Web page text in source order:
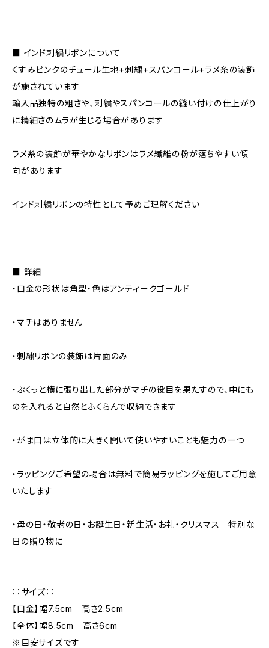
■ インド刺繍リボンについて
くすみピンクのチュール生地+刺繍+スパンコール+ラメ糸の装飾
が施されています
輸入品独特の粗さや、刺繍やスパンコールの縫い付けの仕上がり
に精細さのムラが生じる場合があります
ラメ糸の装飾が華やかなリボンはラメ繊維の粉が落ちやすい傾
向があります
インド刺繍リボンの特性として予めご理解ください
■ 詳細
・口金の形状は角型・色はアンティークゴールド
・マチはありません
・刺繍リボンの装飾は片面のみ
・ぷくっと横に張り出した部分がマチの役目を果たすので、中にも
のを入れると自然とふくらんで収納できます
・がま口は立体的に大きく開いて使いやすいことも魅力の一つ
・ラッピングご希望の場合は無料で簡易ラッピングを施してご用意
いたします
・母の日・敬老の日・お誕生日・新生活・お礼・クリスマス 特別な
日の贈り物に
：：サイズ：：
【口金】幅7.5cm 高さ2.5cm
【全体】幅8.5cm 高さ6cm
※目安サイズです